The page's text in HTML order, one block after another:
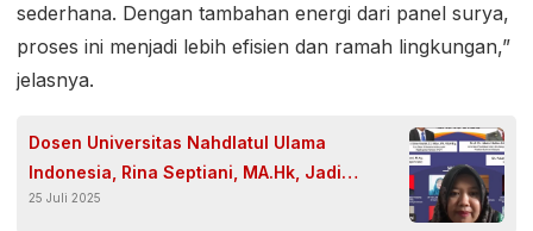
sederhana. Dengan tambahan energi dari panel surya,
proses ini menjadi lebih efisien dan ramah lingkungan,”
jelasnya.
Dosen Universitas Nahdlatul Ulama
Indonesia, Rina Septiani, MA.Hk, Jadi
Pembicara Internasional di Pulau Sabang
25 Juli 2025